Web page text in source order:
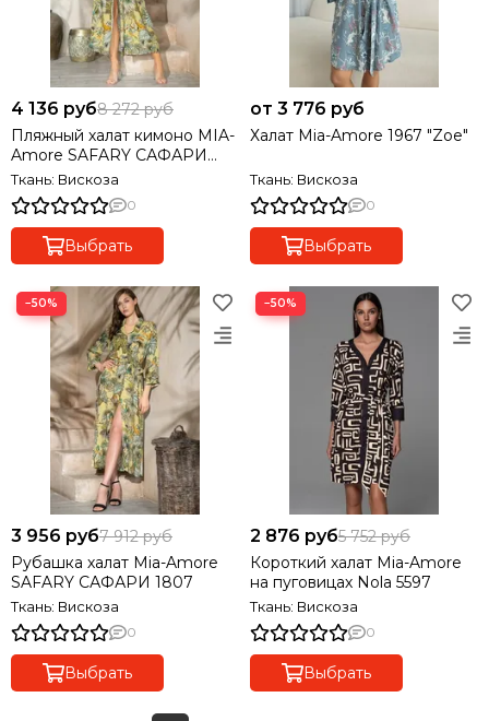
4 136 руб8 272 руб
Пляжный халат кимоно MIA-
Amore SAFARY САФАРИ
1809
Ткань: Вискоза
0
Выбрать
от 3 776 руб
Халат Mia-Amore 1967 "Zoe"
Ткань: Вискоза
0
Выбрать
−50%
3 956 руб7 912 руб
Рубашка халат Mia-Amore
SAFARY САФАРИ 1807
Ткань: Вискоза
0
Выбрать
−50%
2 876 руб5 752 руб
Короткий халат Mia-Amore
на пуговицах Nola 5597
Ткань: Вискоза
0
Выбрать